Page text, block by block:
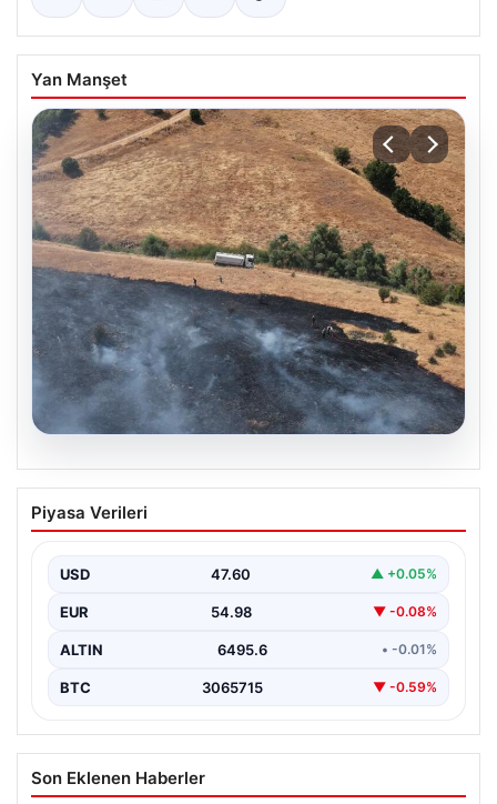
Yan Manşet
Tunceli’de otluk alandan ormana
sıçrayan yangın söndürüldü
Piyasa Verileri
USD 47.60 ▲ +0.05%
EUR 54.98 ▼ -0.08%
ALTIN 6495.6 • -0.01%
BTC 3065715 ▼ -0.59%
Son Eklenen Haberler